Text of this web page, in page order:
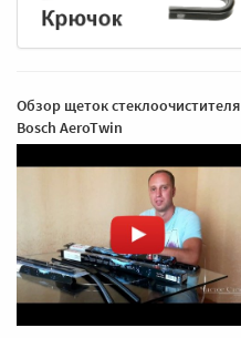
Обзор щеток стеклоочистителя
Bosch AeroTwin